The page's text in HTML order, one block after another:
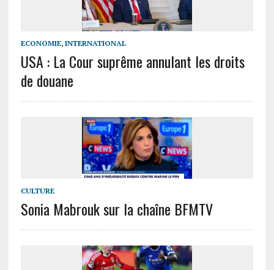
ECONOMIE, INTERNATIONAL
USA : La Cour suprême annulant les droits
de douane
CULTURE
Sonia Mabrouk sur la chaîne BFMTV